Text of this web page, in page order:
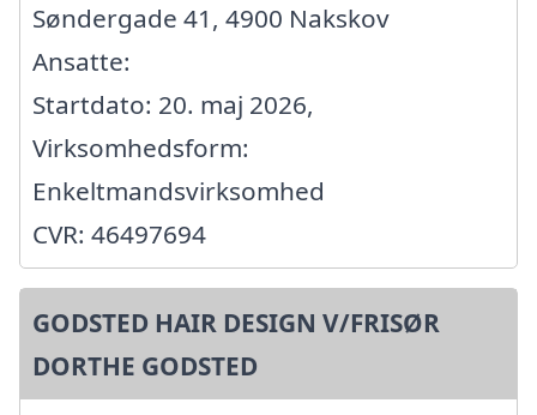
Søndergade 41, 4900 Nakskov
Ansatte:
Startdato: 20. maj 2026,
Virksomhedsform:
Enkeltmandsvirksomhed
CVR: 46497694
GODSTED HAIR DESIGN V/FRISØR
DORTHE GODSTED